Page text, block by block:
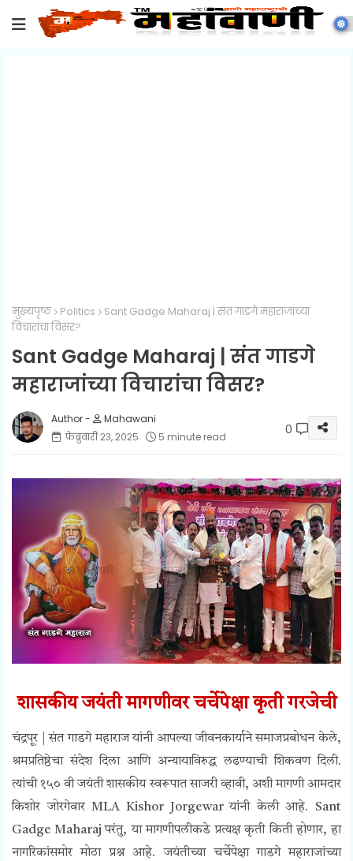
मुख्यपृष्ठ Politics
Sant Gadge Maharaj | संत गाडगे महाराजांच्या
विचारांचा विसर?
Sant Gadge Maharaj | संत गाडगे
महाराजांच्या विचारांचा विसर?
Mahawani
फेब्रुवारी २३, २०२५
5 minute read 0
शासकीय जयंती मागणीवर चर्चेपेक्षा कृती गरजेची
चंद्रपूर | संत गाडगे महाराज यांनी आपल्या जीवनकार्याने समाजप्रबोधन केले,
श्रमप्रतिष्ठेचा संदेश दिला आणि अन्यायाविरुद्ध लढण्याची शिकवण दिली.
त्यांची १५० वी जयंती शासकीय स्वरूपात साजरी व्हावी, अशी मागणी आमदार
किशोर जोरगेवार MLA Kishor Jorgewar यांनी केली आहे. Sant
Gadge Maharaj परंतु, या मागणीपलीकडे प्रत्यक्ष कृती किती होणार, हा
नागरिकांसमोर मोठा प्रश्न आहे. जयंतीच्या चर्चेपेक्षा गाडगे महाराजांच्या